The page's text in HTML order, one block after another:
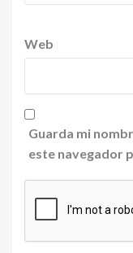
Web
Guarda mi
este navegador